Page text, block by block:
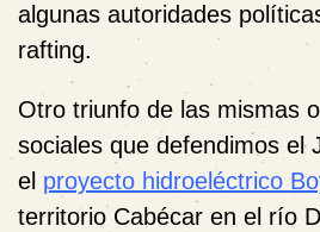
algunas autoridades
rafting.
Otro triunfo de las mismas
sociales que defendimos el
el proyecto hidroeléctrico
territorio Cabécar en el río